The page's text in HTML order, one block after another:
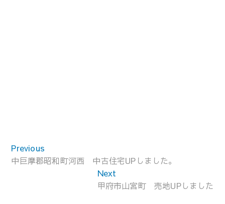
投
稿
Previous
post:
中巨摩郡昭和町河西 中古住宅UPしました。
Next
post:
甲府市山宮町 売地UPしました